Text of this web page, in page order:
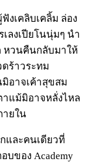
งเคลิบเคลิ้ม ล่อง
ลงเปียโนนุ่มๆ นำ
หวนคืนกลับมาให้
ร้าวระทม
อาจเค้าสุขสม
าแม้มิอาจหลั่งไหล
ายใน
และคนเดียวที่
บของ Academy